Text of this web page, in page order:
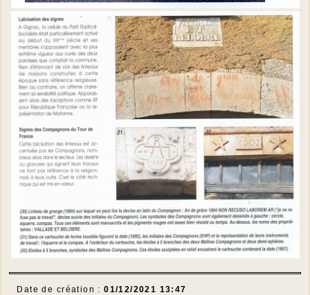
Date de création :01/12/2021 13:47